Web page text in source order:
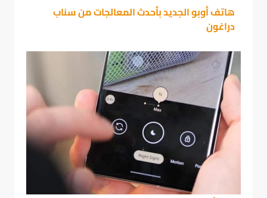
هاتف أوبو الجديد بأحدث المعالجات من سناب
دراغون